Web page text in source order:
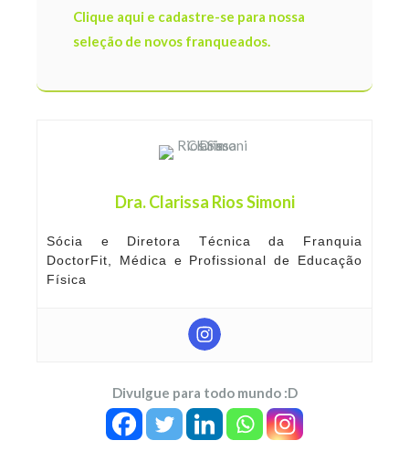
Clique aqui e cadastre-se para nossa
seleção de novos franqueados.
Dra. Clarissa Rios Simoni
Sócia e Diretora Técnica da Franquia
DoctorFit, Médica e Profissional de Educação
Física
Divulgue para todo mundo :D